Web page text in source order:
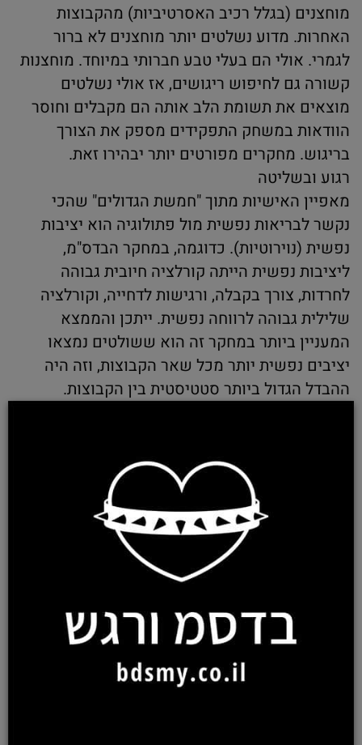
מוחצנים (בגלל רכיב האסרטיביות) מהקבוצות
האחרות. מדוע נשלטים יותר מוחצנים לא ברור
לגמרי. אולי הם בעלי טבע חברותי במיוחד. מוחצנות
קשורה גם לחיפוש ריגושים, אז אולי נשלטים
מוצאים את תשומת הלב אותה הם מקבלים וחוסר
הוודאות במשחק התפקידים מספק את הצורך
בריגוש. מחקרים מפורטים יותר יבהירו זאת.
רגוע ובשליטה
מאפיין האישיות מתוך "חמשת הגדולים" שהכי
נקשר לבריאות נפשית מול פתולוגיה הוא יציבות
נפשית (נוירוטיות). כדוגמה, במחקר הבדס"מ,
ליציבות נפשית הייתה קורלציה חיובית גבוהה
לחרדות, צורך בקבלה, ורגישות לדחייה, וקורלציה
שלילית גבוהה לרווחה נפשית. ייתכן והממצא
המעניין ביותר במחקר זה הוא ששולטים נמצאו
יציבים נפשית יותר מכל שאר הקבוצות, וזה היה
ההבדל הגדול ביותר סטטיסטית בין הקבוצות.
הביקורת, בעוד שתי קבוצות אלו קיבלו תוצאות זהות
במאפיינים אלו. בנוסף, קבוצת השולטים קיבלה
תוצאות גבוהות גם ברווחה נפשית יותר מהקבוצות
האחרות. נשלטים ומתחלפים קיבלו תוצאות זהות
לקבוצת הביקורת ביציבות נפשית וברווחה נפשית.
רגישות לדחייה והצורך בקבלה, כמו אי-יציבות
אז העובדה ששולטים השיגו תוצאות נמכות
במאפיינים אלו יכולה להסביר את התוצאות הגבוהות
שקיבלו ברווחה נפשית.
יציבות נפשית נמוכה מתקשרת לרגשות של מודעות